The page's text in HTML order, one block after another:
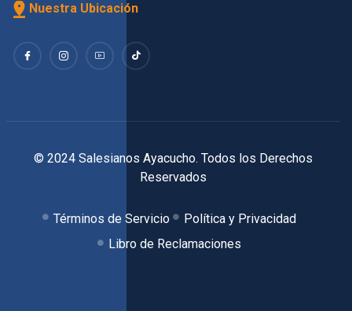
Nuestra Ubicación
© 2024 Salesianos Ayacucho. Todos los Derechos
Reservados
Términos de Servicio
Política y Privacidad
Libro de Reclamaciones